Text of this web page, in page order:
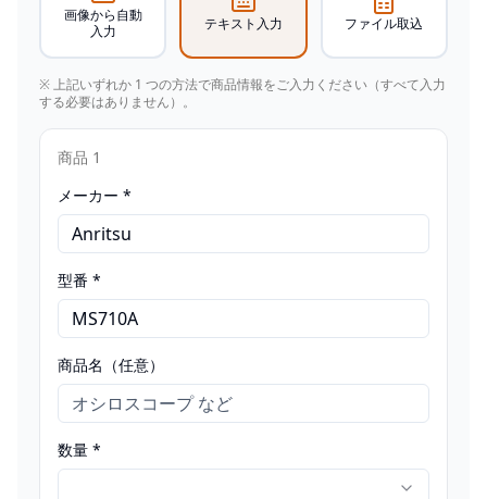
画像から自動
入力
テキスト入力 ファイル取込
※ 上記いずれか 1 つの方法で商品情報をご入力ください（すべて入力
する必要はありません）。
商品 1
メーカー *
型番 *
商品名（任意）
数量 *